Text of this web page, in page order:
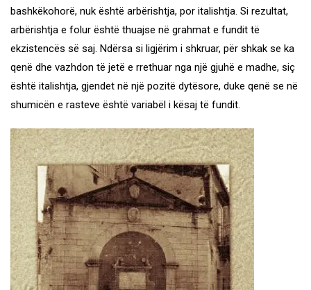
bashkëkohorë, nuk është arbërishtja, por italishtja. Si rezultat,
arbërishtja e folur është thuajse në grahmat e fundit të
ekzistencës së saj. Ndërsa si ligjërim i shkruar, për shkak se ka
qenë dhe vazhdon të jetë e rrethuar nga një gjuhë e madhe, siç
është italishtja, gjendet në një pozitë dytësore, duke qenë se në
shumicën e rasteve është variabël i kësaj të fundit.